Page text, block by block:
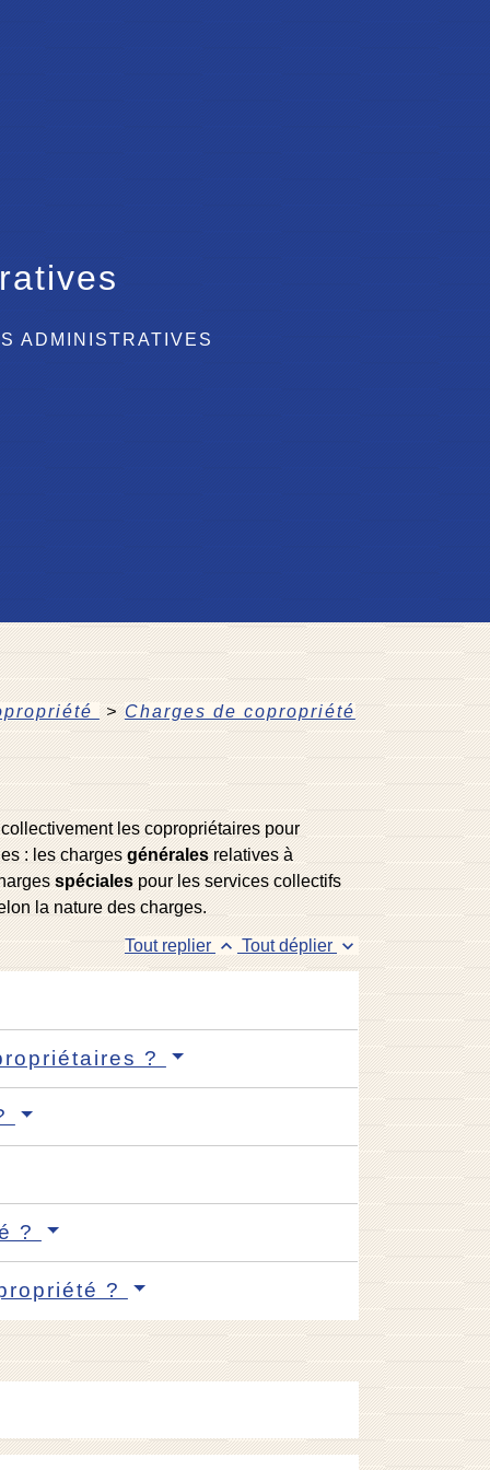
ADMINISTRATIVES
> Charges de copropriété
les copropriétaires pour
: les chargesgénéralesrelatives à
spécialespour les services collectifs
la nature des charges.
Tout replier keyboard_arrow_up Tout déplier keyboard_arrow_down
?
?
?